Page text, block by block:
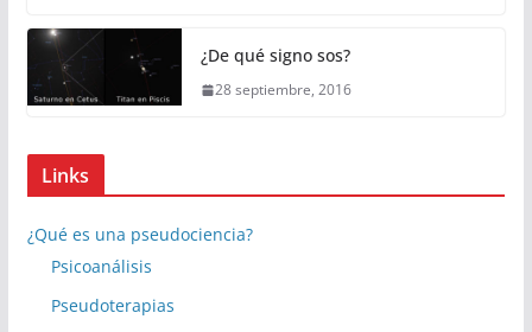
¿De qué signo sos?
28 septiembre, 2016
Links
¿Qué es una pseudociencia?
Psicoanálisis
Pseudoterapias